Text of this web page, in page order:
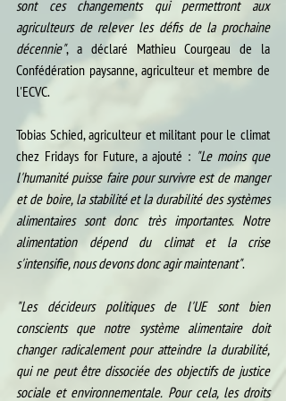
sont ces changements qui permettront aux
agriculteurs de relever les défis de la prochaine
décennie", a déclaré Mathieu Courgeau de la
Confédération paysanne, agriculteur et membre de
l'ECVC.
Tobias Schied, agriculteur et militant pour le climat
chez Fridays for Future, a ajouté : "Le moins que
l'humanité puisse faire pour survivre est de manger
et de boire, la stabilité et la durabilité des systèmes
alimentaires sont donc très importantes. Notre
alimentation dépend du climat et la crise
s'intensifie, nous devons donc agir maintenant".
"Les décideurs politiques de l'UE sont bien
conscients que notre système alimentaire doit
changer radicalement pour atteindre la durabilité,
qui ne peut être dissociée des objectifs de justice
sociale et environnementale. Pour cela, les droits